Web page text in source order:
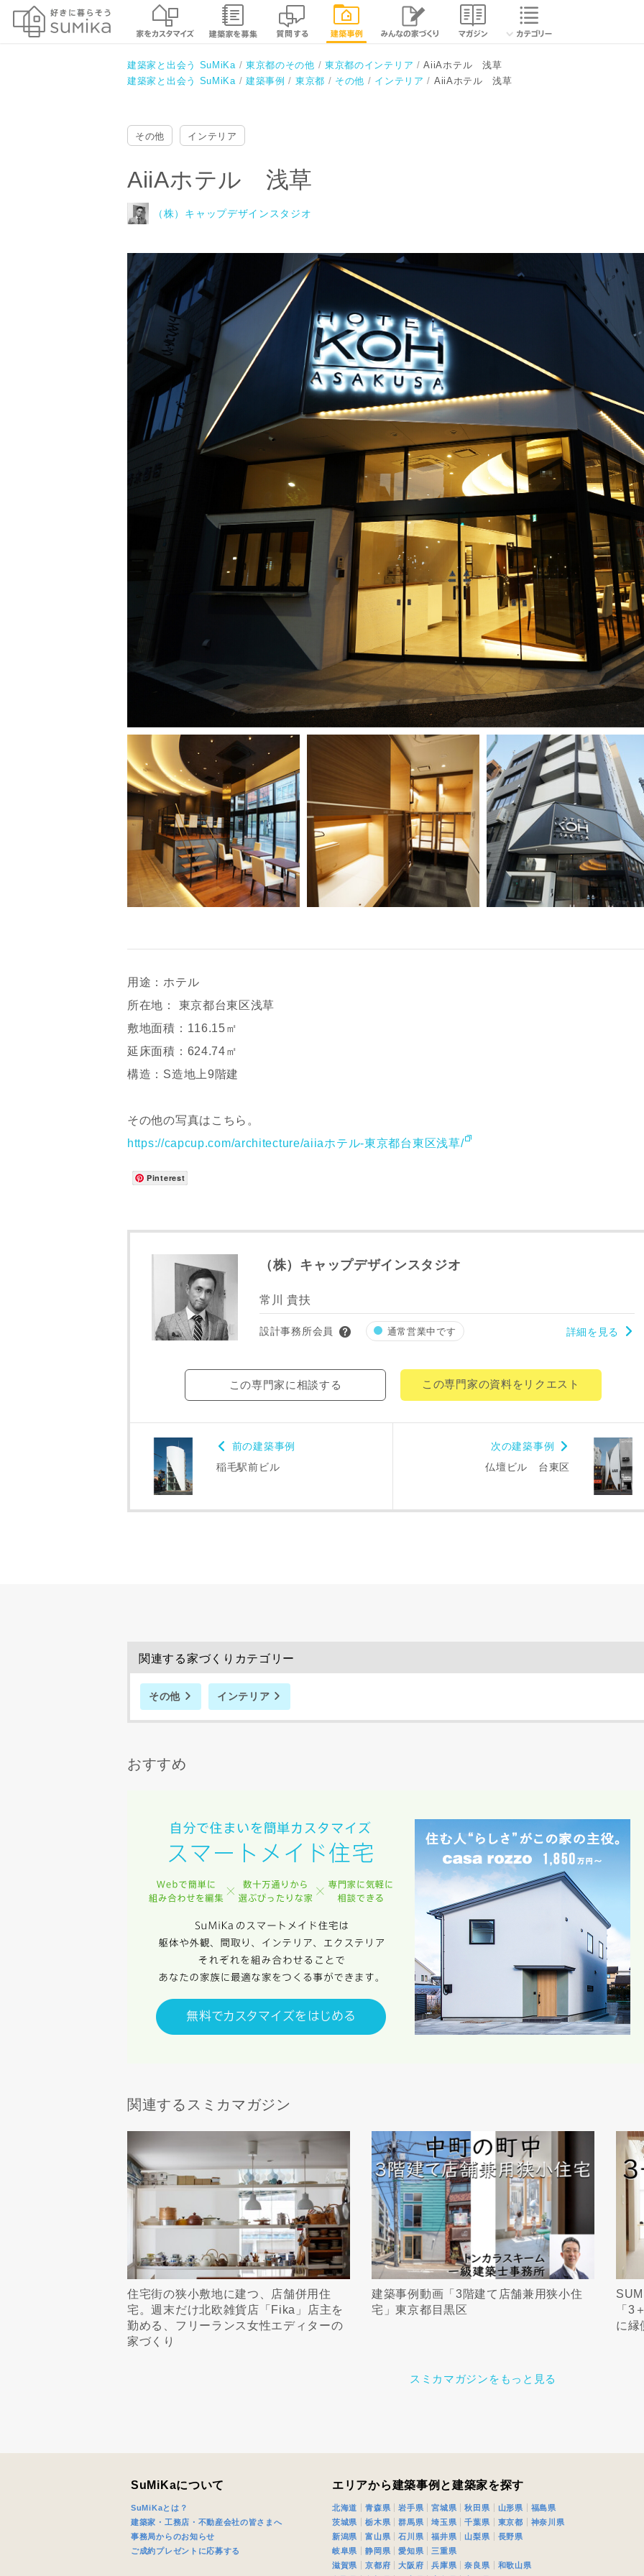
閉じる
建築家と出会う SuMiKa 東京都のその他 東京都のインテリア
AiiAホテル 浅草
建築家と出会う SuMiKa
建築事例 東京都 その他 インテリア AiiAホテル 浅草
AiiAホテル 浅草
（株）キャップデザインスタジオ
その他 インテリア
AiiAホテル 浅草
（株）キャップデザインスタジオ
用途：ホテル
所在地： 東京都台東区浅草
敷地面積：116.15㎡
延床面積：624.74㎡
構造：S造地上9階建
その他の写真はこちら。
https://capcup.com/architecture/aiiaホテル-東京都台東区浅草/
Pinterest
（株）キャップデザインスタジオ
常川 貴扶
設計事務所会員 通常営業中です 詳細を見る
この専門家に相談する この専門家の資料をリクエスト
前の建築事例
稲毛駅前ビル
次の建築事例
仏壇ビル 台東区
関連する家づくりカテゴリー
その他 インテリア
おすすめ
関連するスミカマガジン
住宅街の狭小敷地に建つ、店舗併用住
宅。週末だけ北欧雑貨店「Fika」店主を
勤める、フリーランス女性エディターの
家づくり
建築事例動画「3階建て店舗兼用狭小住
宅」東京都目黒区
「3
に縁
スミカマガジンをもっと見る
ご住所
都道府県
完成希望時期
当社は，当社のプライバシーポリシー
に則って，いただいた情報を利用します。
当社はお客様からいただいた個人情報を，お客様が指定された専門家へ提供すること、ま
スのご案内のために利用します。
当社は、本サービス又は利用契約に関し，お客様に発生した損害について、債務不履行責
任、その他の法律上の請求原因の如何を問わず賠償の責任を負わないものとします。
当社は、お客様が本サービスを利用することにより第三者との間で生じた紛争等について一
ないものとします。
キャンセル 入力内容を送信する
SuMiKaについて
SuMiKaとは？
建築家・工務店・不動産会社の皆さまへ
事務局からのお知らせ
ご成約プレゼントに応募する
エリアから建築事例と建築家を探す
北海道 青森県 岩手県 宮城県 秋田県 山形県
福島県
茨城県
栃木県 群馬県 埼玉県 千葉県 東京都
神奈川県
新潟県
富山県 石川県 福井県 山梨県
長野県
岐阜県
静岡県 愛知県
三重県
滋賀県
京都府 大阪府 兵庫県 奈良県
和歌山県